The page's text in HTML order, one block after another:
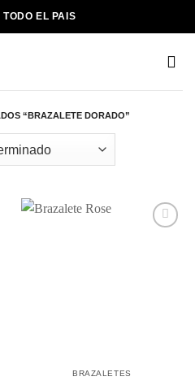
TODO EL PAIS
“BRAZALETE DORADO”
BRAZALETES